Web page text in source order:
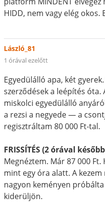
HIDD, nem vagy elég okos.
László_81
1 órával ezelőtt
Egyedülálló apa, két
szerződések a leépítés
miskolci egyedülálló
a rezsi a negyede — a
regisztráltam 80 000 Ft-tal.
FRISSÍTÉS (2 órával
Megnéztem. Már 87 000
mint egy óra alatt. A
nagyon keményen
kiderüljön.